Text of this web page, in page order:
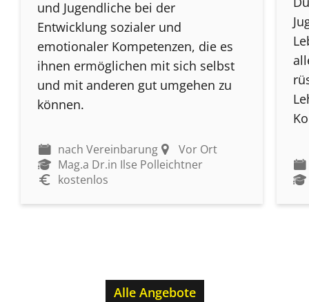
und Jugendliche bei der
Entwicklung sozialer und
emotionaler Kompetenzen, die es
ihnen ermöglichen mit sich selbst
und mit anderen gut umgehen zu
können.
nach Vereinbarung
Vor Ort
Mag.a Dr.in Ilse Polleichtner
kostenlos
Alle Angebote